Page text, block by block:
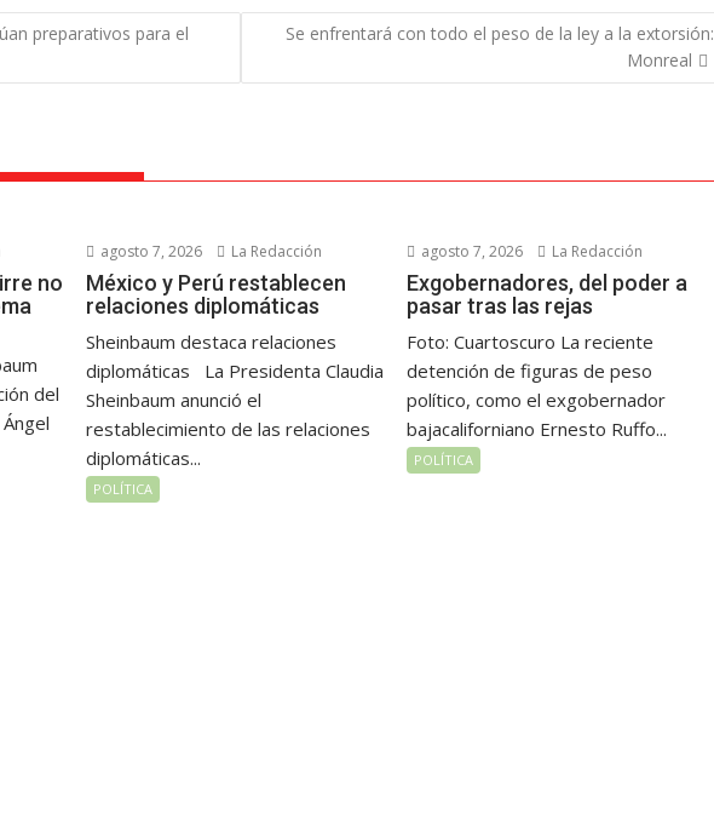
preparativos para el
Se enfrentará con todo el peso de la ley a la extorsión:
Monreal
no
del
agosto 7, 2026 La Redacción
México y Perú restablecen
relaciones diplomáticas
Sheinbaum destaca relaciones
diplomáticas La Presidenta Claudia
Sheinbaum anunció el
restablecimiento de las relaciones
diplomáticas...
POLÍTICA
agosto 7, 2026 La Redacción
Exgobernadores, del poder a
pasar tras las rejas
Foto: Cuartoscuro La reciente
detención de figuras de peso
político, como el exgobernador
bajacaliforniano Ernesto Ruffo...
POLÍTICA